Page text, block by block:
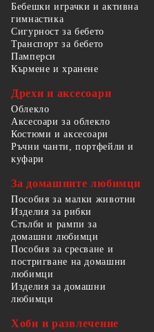
Бебешки играчки и активна
гимнастика
Сигурност за бебето
Транспорт за бебето
Памперси
Кърмене и хранене
Дрехи и аксесоари
Облекло
Аксесоари за облекло
Костюми и аксесоари
Ръчни чанти, портфейли и
куфари
За домашните любимци
Пособия за малки животни
Изделия за рибки
Стълби и рампи за
домашни любимци
Пособия за сресване и
постригване на домашни
любимци
Изделия за домашни
любимци
Хоби и развлечение